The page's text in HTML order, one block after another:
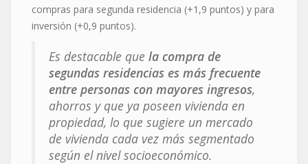
compras para segunda residencia (+1,9 puntos) y para
inversión (+0,9 puntos).
Es destacable que la compra de
segundas residencias es más frecuente
entre personas con mayores ingresos,
ahorros y que ya poseen vivienda en
propiedad, lo que sugiere un mercado
de vivienda cada vez más segmentado
según el nivel socioeconómico.